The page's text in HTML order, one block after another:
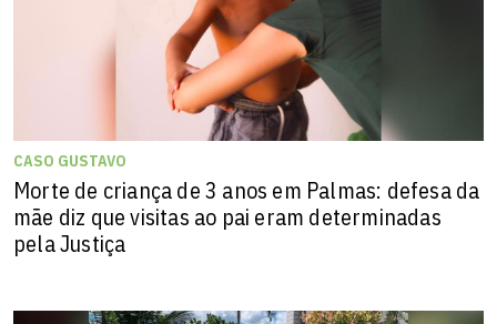
CASO GUSTAVO
Morte de criança de 3 anos em Palmas: defesa da
mãe diz que visitas ao pai eram determinadas
pela Justiça